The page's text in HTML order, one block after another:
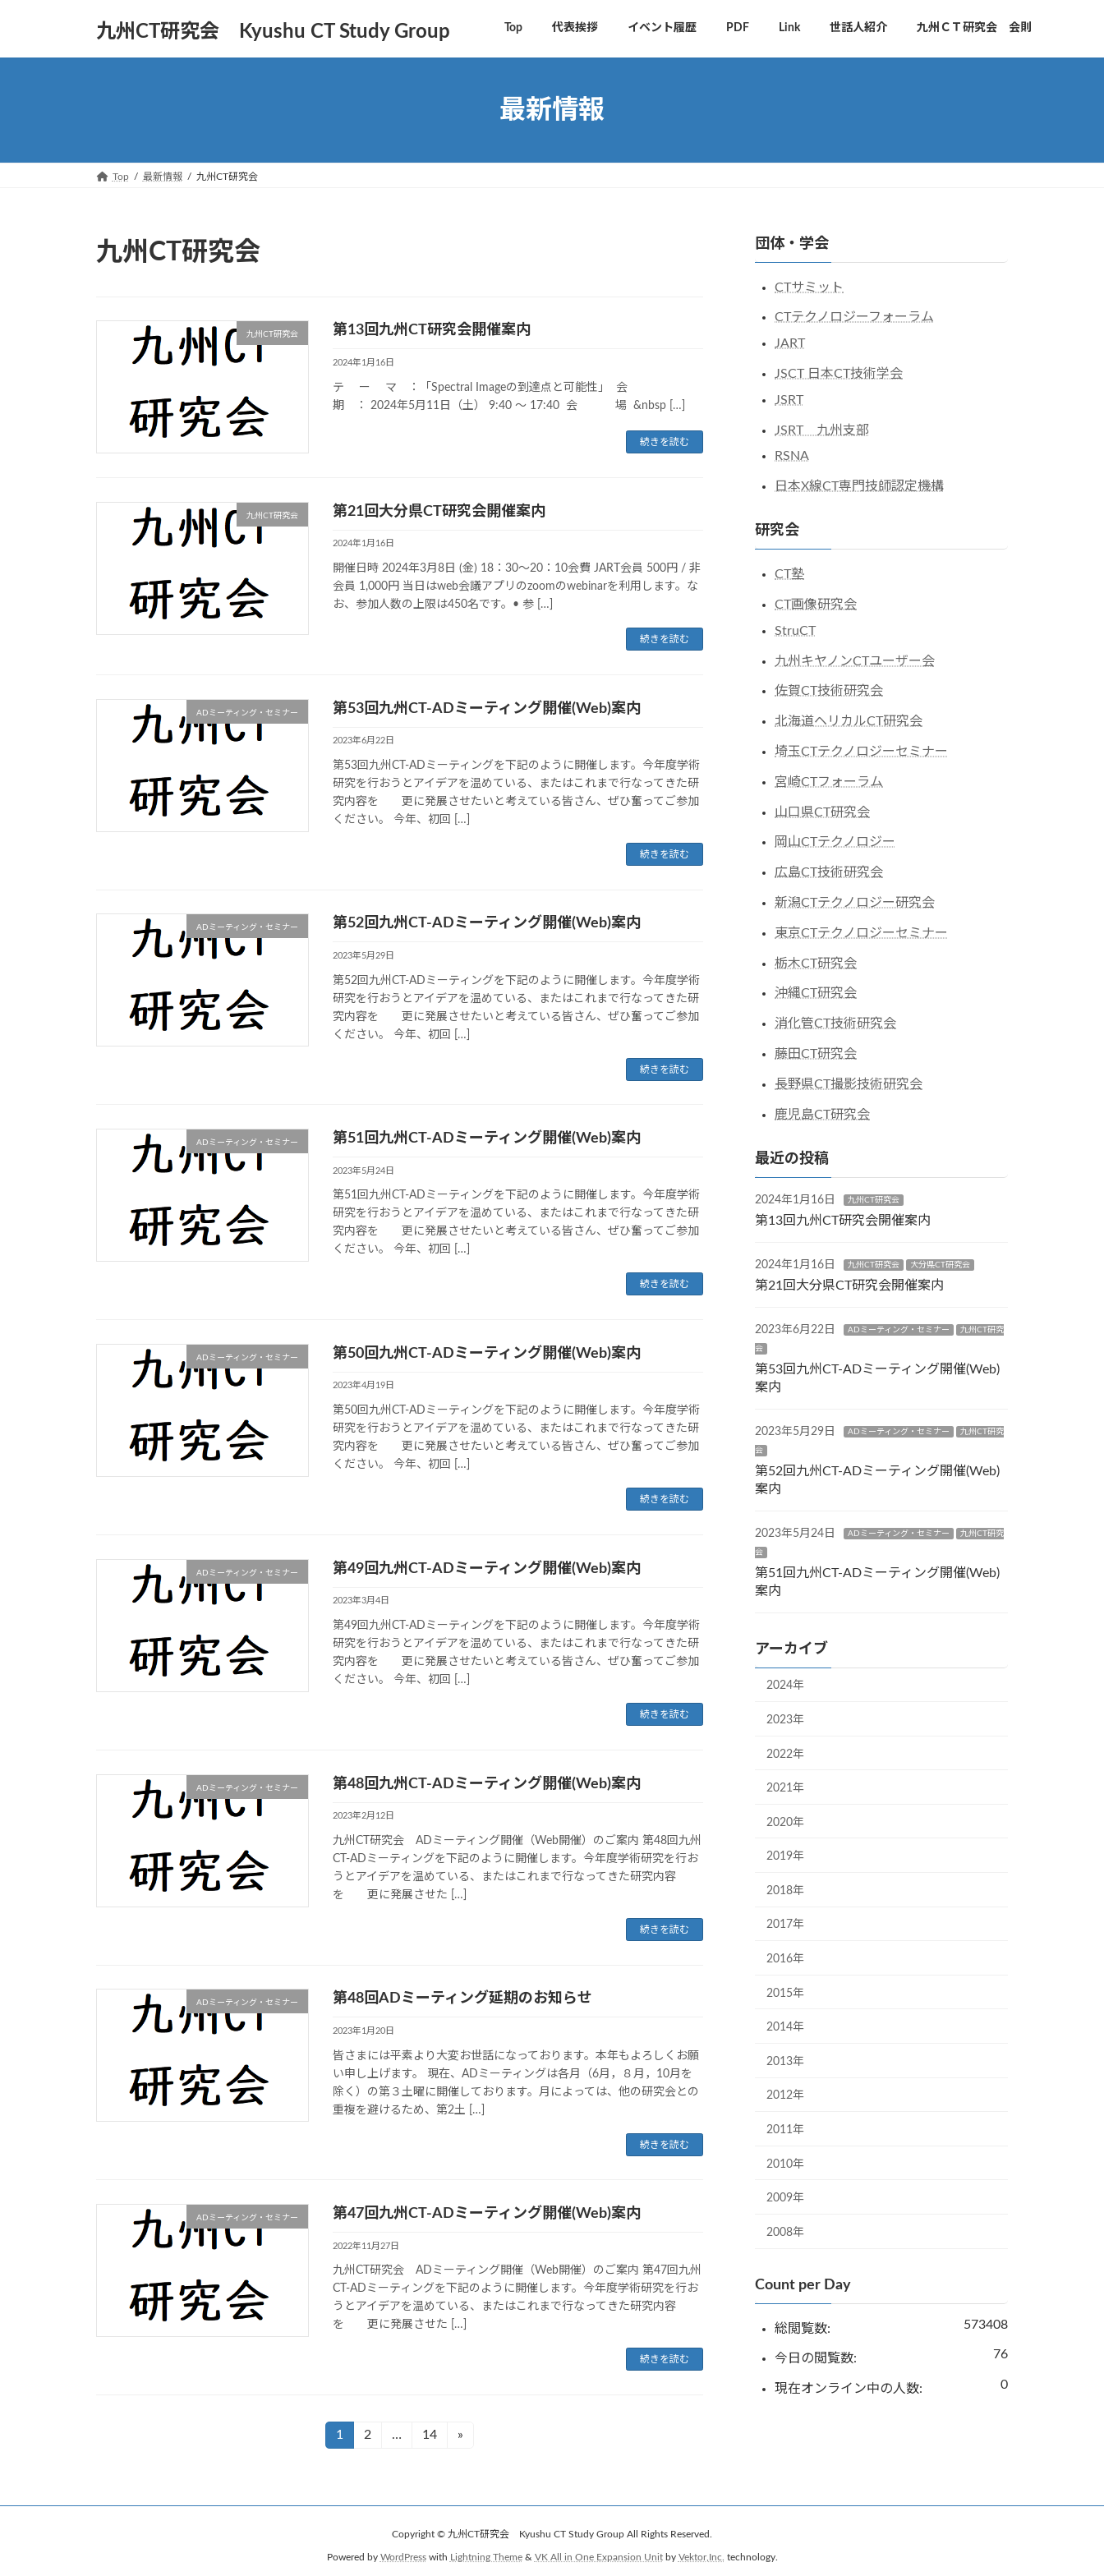
九州CT研究会 Kyushu CT Study Group Top 代表挨拶 イベント履歴 PDF Link 世話人紹介 九州ＣＴ研究会 会則
最新情報
Top 最新情報 九州CT研究会
九州CT研究会
九州CT研究会 第13回九州CT研究会開催案内
2024年1月16日
テ ー マ ：「Spectral Imageの到達点と可能性」 会
期 ： 2024年5月11日（土） 9:40 ～ 17:40 会 場 &nbsp […]
続きを読む
九州CT研究会 第21回大分県CT研究会開催案内
2024年1月16日
開催日時 2024年3月8日 (金) 18：30～20：10会費 JART会員 500円 / 非
会員 1,000円 当日はweb会議アプリのzoomのwebinarを利用します。な
お、参加人数の上限は450名です。• 参 […]
続きを読む
ADミーティング・セミナー 第53回九州CT-ADミーティング開催(Web)案内
2023年6月22日
第53回九州CT-ADミーティングを下記のように開催します。今年度学術
研究を行おうとアイデアを温めている、またはこれまで行なってきた研
究内容を 更に発展させたいと考えている皆さん、ぜひ奮ってご参加
ください。 今年、初回 […]
続きを読む
ADミーティング・セミナー 第52回九州CT-ADミーティング開催(Web)案内
2023年5月29日
第52回九州CT-ADミーティングを下記のように開催します。今年度学術
研究を行おうとアイデアを温めている、またはこれまで行なってきた研
究内容を 更に発展させたいと考えている皆さん、ぜひ奮ってご参加
ください。 今年、初回 […]
続きを読む
ADミーティング・セミナー 第51回九州CT-ADミーティング開催(Web)案内
2023年5月24日
第51回九州CT-ADミーティングを下記のように開催します。今年度学術
研究を行おうとアイデアを温めている、またはこれまで行なってきた研
究内容を 更に発展させたいと考えている皆さん、ぜひ奮ってご参加
ください。 今年、初回 […]
続きを読む
ADミーティング・セミナー 第50回九州CT-ADミーティング開催(Web)案内
2023年4月19日
第50回九州CT-ADミーティングを下記のように開催します。今年度学術
研究を行おうとアイデアを温めている、またはこれまで行なってきた研
究内容を 更に発展させたいと考えている皆さん、ぜひ奮ってご参加
ください。 今年、初回 […]
続きを読む
ADミーティング・セミナー 第49回九州CT-ADミーティング開催(Web)案内
2023年3月4日
第49回九州CT-ADミーティングを下記のように開催します。今年度学術
研究を行おうとアイデアを温めている、またはこれまで行なってきた研
究内容を 更に発展させたいと考えている皆さん、ぜひ奮ってご参加
ください。 今年、初回 […]
続きを読む
ADミーティング・セミナー 第48回九州CT-ADミーティング開催(Web)案内
2023年2月12日
九州CT研究会 ADミーティング開催（Web開催）のご案内 第48回九州
CT-ADミーティングを下記のように開催します。今年度学術研究を行お
うとアイデアを温めている、またはこれまで行なってきた研究内容
を 更に発展させた […]
続きを読む
ADミーティング・セミナー 第48回ADミーティング延期のお知らせ
2023年1月20日
皆さまには平素より大変お世話になっております。本年もよろしくお願
い申し上げます。 現在、ADミーティングは各月（6月，８月，10月を
除く）の第３土曜に開催しております。月によっては、他の研究会との
重複を避けるため、第2土 […]
続きを読む
ADミーティング・セミナー 第47回九州CT-ADミーティング開催(Web)案内
2022年11月27日
九州CT研究会 ADミーティング開催（Web開催）のご案内 第47回九州
CT-ADミーティングを下記のように開催します。今年度学術研究を行お
うとアイデアを温めている、またはこれまで行なってきた研究内容
を 更に発展させた […]
続きを読む
ナ
固
1
固
2 …
固
14 »
団体・学会
CTサミット
CTテクノロジーフォーラム
JART
JSCT 日本CT技術学会
JSRT
JSRT 九州支部
RSNA
日本X線CT専門技師認定機構
研究会
CT塾
CT画像研究会
StruCT
九州キヤノンCTユーザー会
佐賀CT技術研究会
北海道ヘリカルCT研究会
埼玉CTテクノロジーセミナー
宮崎CTフォーラム
山口県CT研究会
岡山CTテクノロジー
広島CT技術研究会
新潟CTテクノロジー研究会
東京CTテクノロジーセミナー
栃木CT研究会
沖縄CT研究会
消化管CT技術研究会
藤田CT研究会
長野県CT撮影技術研究会
鹿児島CT研究会
最近の投稿
2024年1月16日 九州CT研究会
第13回九州CT研究会開催案内
2024年1月16日 九州CT研究会 大分県CT研究会
第21回大分県CT研究会開催案内
2023年6月22日 ADミーティング・セミナー 九州CT研究
会
第53回九州CT-ADミーティング開催(Web)
案内
2023年5月29日 ADミーティング・セミナー 九州CT研究
会
第52回九州CT-ADミーティング開催(Web)
案内
2023年5月24日 ADミーティング・セミナー 九州CT研究
会
第51回九州CT-ADミーティング開催(Web)
案内
アーカイブ
2024年
2023年
2022年
2021年
2020年
2019年
2018年
2017年
2016年
2015年
2014年
2013年
2012年
2011年
2010年
2009年
2008年
Count per Day
573408
総閲覧数:
76
今日の閲覧数:
0
現在オンライン中の人数:
Copyright © 九州CT研究会 Kyushu CT Study Group All Rights Reserved.
Powered by WordPresswith Lightning Theme& VK All in One Expansion Unitby Vektor,Inc. technology.